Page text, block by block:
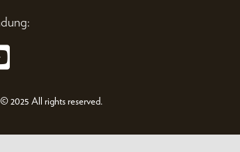
2025 All rights reserved.